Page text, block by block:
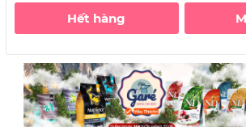
Hết hàng